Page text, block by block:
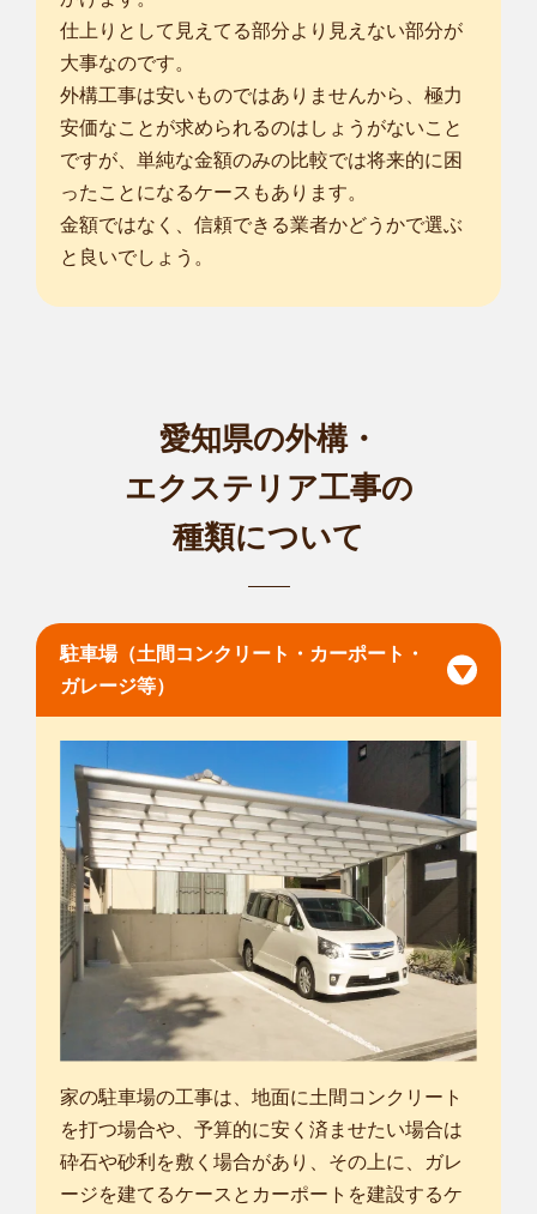
仕上りとして見えてる部分より見えない部分が
大事なのです。
外構工事は安いものではありませんから、極力
安価なことが求められるのはしょうがないこと
ですが、単純な金額のみの比較では将来的に困
ったことになるケースもあります。
金額ではなく、信頼できる業者かどうかで選ぶ
と良いでしょう。
愛知県の外構・
エクステリア工事の
種類について
駐車場（土間コンクリート・カーポート・
ガレージ等）
家の駐車場の工事は、地面に土間コンクリート
を打つ場合や、予算的に安く済ませたい場合は
砕石や砂利を敷く場合があり、その上に、ガレ
ージを建てるケースとカーポートを建設するケ